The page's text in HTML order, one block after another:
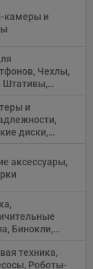
камеры и
Чехлы,
Штативы,
и
диски,
Бумага
аксессуары,
Бинокли,
техника,
Роботы-